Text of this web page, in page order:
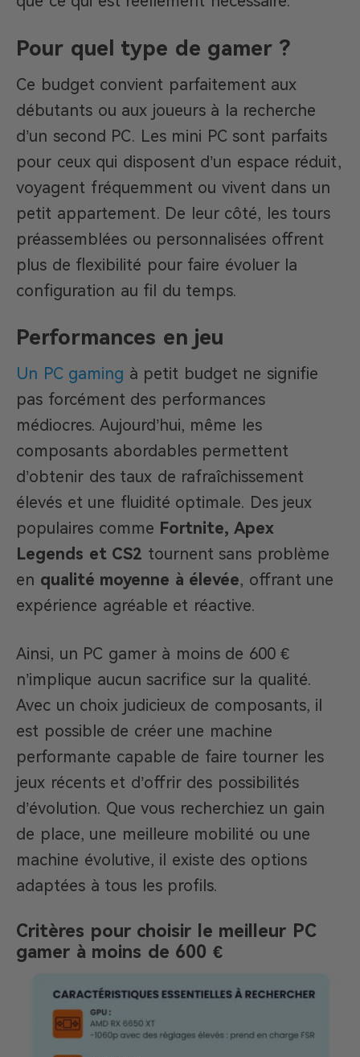
Pour quel type de gamer ?
Ce budget convient parfaitement aux
débutants ou aux joueurs à la recherche
d’un second PC. Les mini PC sont parfaits
pour ceux qui disposent d’un espace réduit,
voyagent fréquemment ou vivent dans un
petit appartement. De leur côté, les tours
préassemblées ou personnalisées offrent
plus de flexibilité pour faire évoluer la
configuration au fil du temps.
Performances en jeu
Un PC gaming à petit budget ne signifie
pas forcément des performances
médiocres. Aujourd’hui, même les
composants abordables permettent
d’obtenir des taux de rafraîchissement
élevés et une fluidité optimale. Des jeux
populaires comme Fortnite, Apex
Legends et CS2 tournent sans problème
en qualité moyenne à élevée, offrant une
expérience agréable et réactive.
Ainsi, un PC gamer à moins de 600 €
n’implique aucun sacrifice sur la qualité.
Avec un choix judicieux de composants, il
est possible de créer une machine
performante capable de faire tourner les
jeux récents et d’offrir des possibilités
d’évolution. Que vous recherchiez un gain
de place, une meilleure mobilité ou une
machine évolutive, il existe des options
adaptées à tous les profils.
Critères pour choisir le meilleur PC
gamer à moins de 600 €